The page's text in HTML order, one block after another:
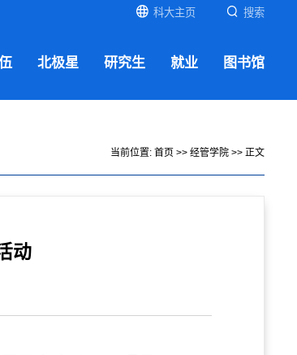
科大主页 搜索
北极星 研究生 就业 图书馆
当前位置: 首页 >> 经管学院>> 正文
动